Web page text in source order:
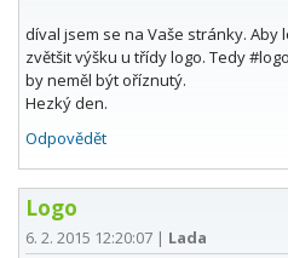
díval jsem se na Vaše stránky.
zvětšit výšku u třídy logo. Tedy
by neměl být oříznutý.
Hezký den.
Odpovědět
Logo
6. 2. 2015 12:20:07 | Lada